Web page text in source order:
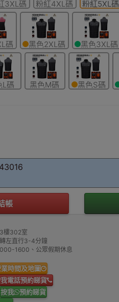
3XL碼 粉紅4XL碼 粉紅5XL碼
碼 黑色2XL碼 黑色3XL碼
L碼 黑色M碼 黑色S碼
帳
樓302室
左直行3-4分鐘
1600、公眾假期休息
時間及地圖
電話預約睇貨
按我 預約睇貨